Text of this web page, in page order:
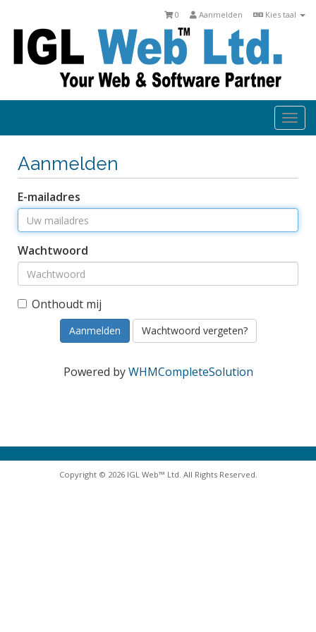
Kies taal
Aanmelden
0
Aanmelden
E-mailadres
Wachtwoord
Onthoudt mij
Wachtwoord vergeten?
Powered byWHMCompleteSolution
Copyright © 2026 IGL Web™ Ltd. All Rights Reserved.